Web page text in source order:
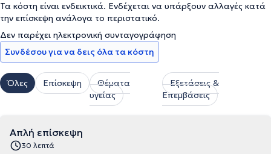
Τα κόστη είναι ενδεικτικά. Ενδέχεται να υπάρξουν αλλαγές κατά
την επίσκεψη ανάλογα το περιστατικό.
Δεν παρέχει ηλεκτρονική συνταγογράφηση
Συνδέσου για να δεις όλα τα κόστη
Όλες Επίσκεψη
Θέματα
υγείας
Εξετάσεις &
Επεμβάσεις
Απλή επίσκεψη
30 λεπτά